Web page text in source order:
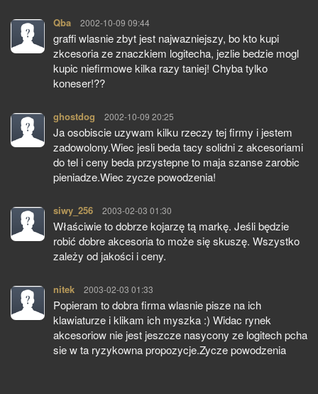
Qba pisze:
2002-10-09 09:44
graffi wlasnie zbyt jest najwazniejszy, bo kto kupi
zkcesoria ze znaczkiem logitecha, jezlie bedzie mogl
kupic niefirmowe kilka razy taniej! Chyba tylko
koneser!??
ghostdog pisze:
2002-10-09 20:25
Ja osobiscie uzywam kilku rzeczy tej firmy i jestem
zadowolony.Wiec jesli beda tacy solidni z akcesoriami
do tel i ceny beda przystepne to maja szanse zarobic
pieniadze.Wiec zycze powodzenia!
siwy_256 pisze:
2003-02-03 01:30
Właściwie to dobrze kojarzę tą markę. Jeśli będzie
robić dobre akcesoria to może się skuszę. Wszystko
zależy od jakości i ceny.
nitek pisze:
2003-02-03 01:33
Popieram to dobra firma wlasnie pisze na ich
klawiaturze i klikam ich myszka :) Widac rynek
akcesoriow nie jest jeszcze nasycony ze logitech pcha
sie w ta ryzykowna propozycje.Zycze powodzenia